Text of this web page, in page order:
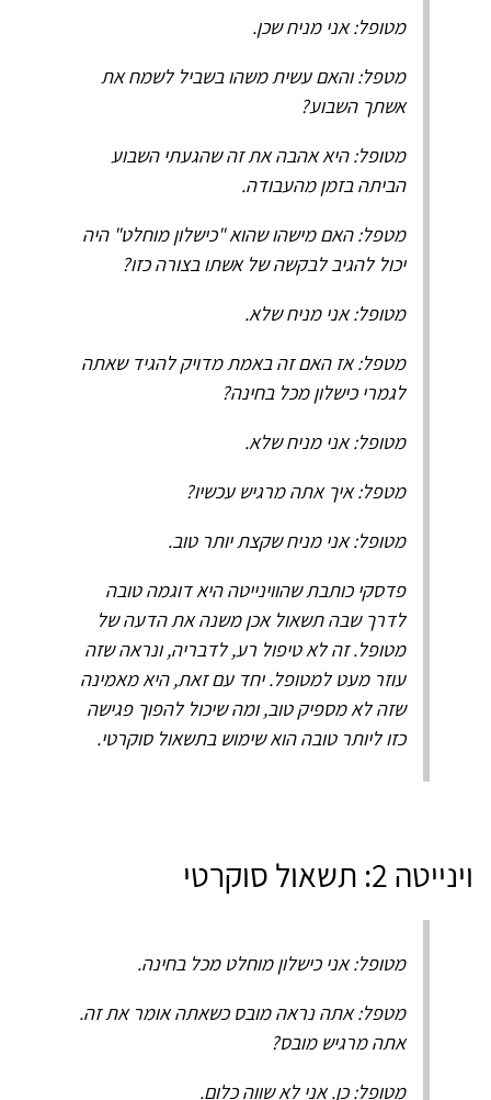
מטופל: אני מניח שכן.
מטפל: והאם עשית משהו בשביל לשמח את
אשתך השבוע?
מטופל: היא אהבה את זה שהגעתי השבוע
הביתה בזמן מהעבודה.
מטפל: האם מישהו שהוא "כישלון מוחלט" היה
יכול להגיב לבקשה של אשתו בצורה כזו?
מטופל: אני מניח שלא.
מטפל: אז האם זה באמת מדויק להגיד שאתה
לגמרי כישלון מכל בחינה?
מטופל: אני מניח שלא.
מטפל: איך אתה מרגיש עכשיו?
מטופל: אני מניח שקצת יותר טוב.
פדסקי כותבת שהווינייטה היא דוגמה טובה
לדרך שבה תשאול אכן משנה את הדעה של
מטופל. זה לא טיפול רע, לדבריה, ונראה שזה
עוזר מעט למטופל. יחד עם זאת, היא מאמינה
שזה לא מספיק טוב, ומה שיכול להפוך פגישה
כזו ליותר טובה הוא שימוש בתשאול סוקרטי.
וינייטה 2: תשאול סוקרטי
מטופל: אני כישלון מוחלט מכל בחינה.
מטפל: אתה נראה מובס כשאתה אומר את זה.
אתה מרגיש מובס?
מטופל: כן. אני לא שווה כלום.